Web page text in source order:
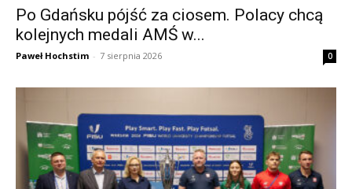
Po Gdańsku pójść za ciosem. Polacy chcą
kolejnych medali AMŚ w...
Paweł Hochstim - 7 sierpnia 2026 0